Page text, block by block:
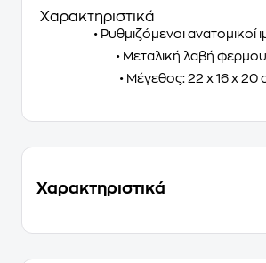
Χαρακτηριστικά
• Ρυθμιζόμενοι ανατομικοί
• Μεταλική λαβή
• Μέγεθος: 22 x 16 x 20
Χαρακτηριστικά